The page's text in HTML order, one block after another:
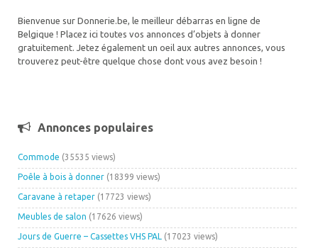
Bienvenue sur Donnerie.be, le meilleur débarras en ligne de
Belgique ! Placez ici toutes vos annonces d’objets à donner
gratuitement. Jetez également un oeil aux autres annonces, vous
trouverez peut-être quelque chose dont vous avez besoin !
Annonces populaires
Commode (35535 views)
Poêle à bois à donner (18399 views)
Caravane à retaper (17723 views)
Meubles de salon (17626 views)
Jours de Guerre – Cassettes VHS PAL (17023 views)